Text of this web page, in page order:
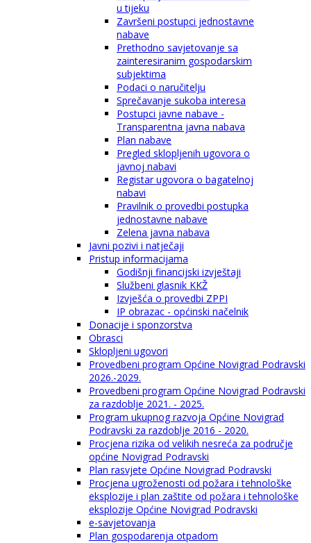
u tijeku
Završeni postupci jednostavne
nabave
Prethodno savjetovanje sa
zainteresiranim gospodarskim
subjektima
Podaci o naručitelju
Sprečavanje sukoba interesa
Postupci javne nabave -
Transparentna javna nabava
Plan nabave
Pregled sklopljenih ugovora o
javnoj nabavi
Registar ugovora o bagatelnoj
nabavi
Pravilnik o provedbi postupka
jednostavne nabave
Zelena javna nabava
Javni pozivi i natječaji
Pristup informacijama
Godišnji financijski izvještaji
Službeni glasnik KKŽ
Izvješća o provedbi ZPPI
IP obrazac - općinski načelnik
Donacije i sponzorstva
Obrasci
Sklopljeni ugovori
Provedbeni program Općine Novigrad Podravski
2026.-2029.
Provedbeni program Općine Novigrad Podravski
za razdoblje 2021. - 2025.
Program ukupnog razvoja Općine Novigrad
Podravski za razdoblje 2016 - 2020.
Procjena rizika od velikih nesreća za područje
općine Novigrad Podravski
Plan rasvjete Općine Novigrad Podravski
Procjena ugroženosti od požara i tehnološke
eksplozije i plan zaštite od požara i tehnološke
eksplozije Općine Novigrad Podravski
e-savjetovanja
Plan gospodarenja otpadom